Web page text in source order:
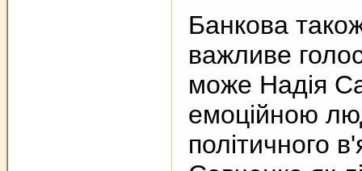
Банкова
важливе
може Надія
емоційною
політичного